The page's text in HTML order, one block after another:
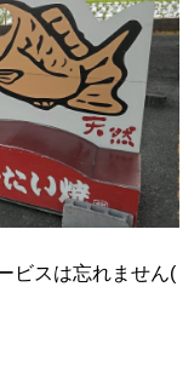
ビスは忘れません(